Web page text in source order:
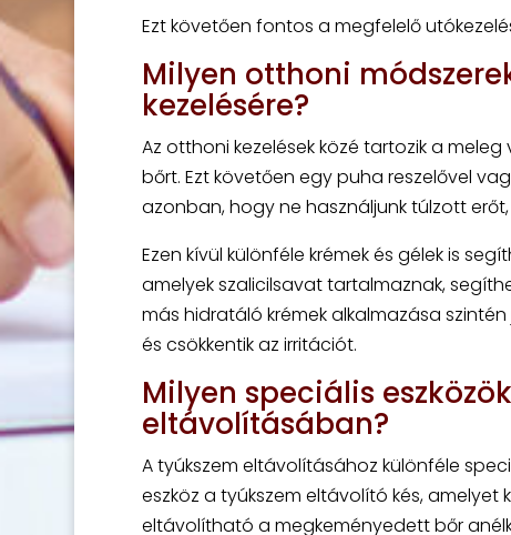
Ezt követően fontos a megfelelő
Milyen otthoni
kezelésére?
Az otthoni kezelések közé tartozik a
bőrt. Ezt követően egy puha reszelővel
azonban, hogy ne használjunk túlzott
Ezen kívül különféle krémek és gélek is
amelyek szalicilsavat tartalmaznak,
más hidratáló krémek alkalmazása
és csökkentik az irritációt.
Milyen speciális
eltávolításában?
A tyúkszem eltávolításához különféle
eszköz a tyúkszem eltávolító kés, amelyet
eltávolítható a megkeményedett bőr